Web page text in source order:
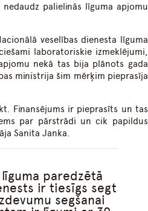
palielinās līguma apjomu
veselības dienesta līguma
laboratoriskie izmeklējumi,
nekā tas bija plānots gada
ministrija šim mērķim pieprasīja
Finansējums ir pieprasīts un tas
par pārstrādi un cik papildus
Sanita Janka.
paredzētā
ir tiesīgs segt
segšanai